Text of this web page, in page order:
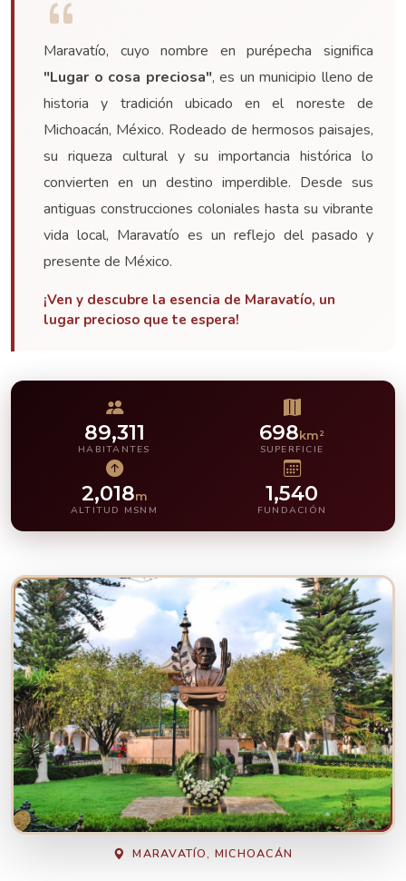
Maravatío, cuyo nombre en purépecha significa
"Lugar o cosa preciosa", es un municipio lleno de
historia y tradición ubicado en el noreste de
Michoacán, México. Rodeado de hermosos paisajes,
su riqueza cultural y su importancia histórica lo
convierten en un destino imperdible. Desde sus
antiguas construcciones coloniales hasta su vibrante
vida local, Maravatío es un reflejo del pasado y
presente de México.
¡Ven y descubre la esencia de Maravatío, un
lugar precioso que te espera!
89,311
HABITANTES
698 km²
SUPERFICIE
2,018m
ALTITUD MSNM
1,540
FUNDACIÓN
MARAVATÍO, MICHOACÁN